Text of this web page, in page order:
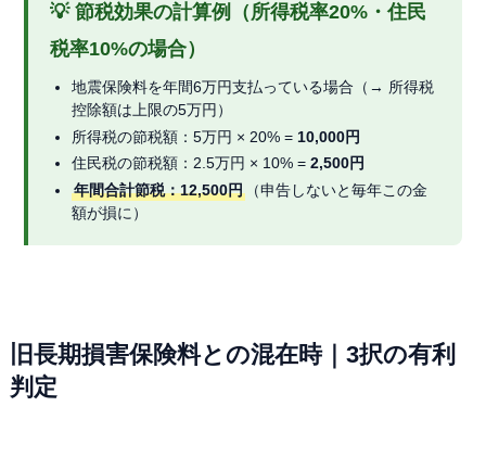
💡 節税効果の計算例（所得税率20%・住民
税率10%の場合）
地震保険料を年間6万円支払っている場合（→ 所得税
控除額は上限の5万円）
所得税の節税額：5万円 × 20% = 10,000円
住民税の節税額：2.5万円 × 10% =2,500円
年間合計節税：12,500円
（申告しないと毎年この金
額が損に）
旧長期損害保険料との混在時｜3択の有利
判定